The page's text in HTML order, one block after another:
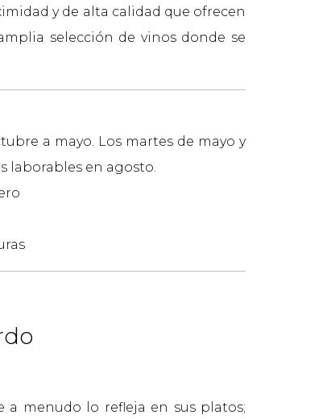
y de alta calidad que ofrecen
selección de vinos donde se
a mayo. Los martes de mayo y
laborables en agosto.
menudo lo refleja en sus platos;